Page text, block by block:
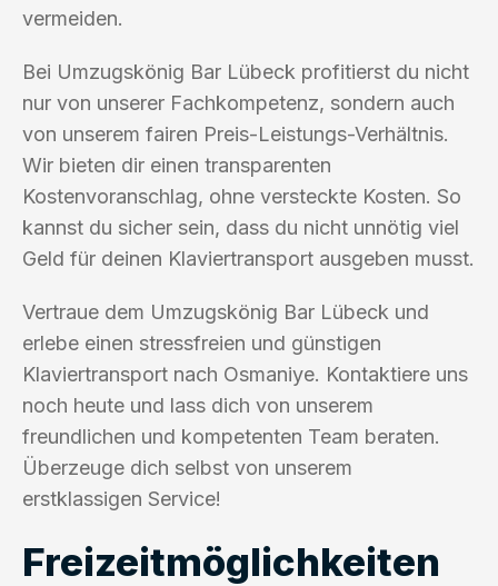
vermeiden.
Bei Umzugskönig Bar Lübeck profitierst du nicht
nur von unserer Fachkompetenz, sondern auch
von unserem fairen Preis-Leistungs-Verhältnis.
Wir bieten dir einen transparenten
Kostenvoranschlag, ohne versteckte Kosten. So
kannst du sicher sein, dass du nicht unnötig viel
Geld für deinen Klaviertransport ausgeben musst.
Vertraue dem Umzugskönig Bar Lübeck und
erlebe einen stressfreien und günstigen
Klaviertransport nach Osmaniye. Kontaktiere uns
noch heute und lass dich von unserem
freundlichen und kompetenten Team beraten.
Überzeuge dich selbst von unserem
erstklassigen Service!
Freizeitmöglichkeiten